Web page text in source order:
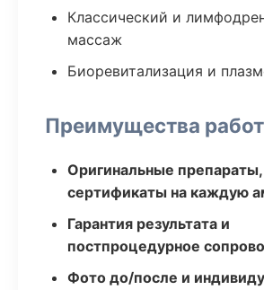
Классический и
массаж
Биоревитализация и
Преимущества
Оригинальные препараты,
сертификаты на каждую
Гарантия результата и
постпроцедурное
Фото до/после и